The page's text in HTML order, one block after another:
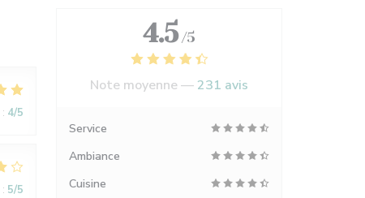
: 4/5
: 5/5
4.5 /5
Note moyenne — 231 avis
Service
Ambiance
Cuisine